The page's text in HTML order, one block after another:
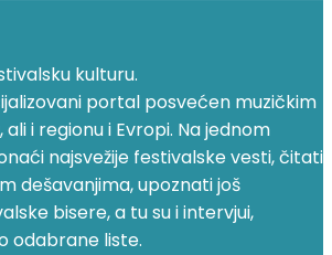
kulturu.
portal posvećen muzičkim
i regionu i Evropi. Na jednom
najsvežije festivalske vesti, čitati
dešavanjima, upoznati još
bisere, a tu su i intervjui,
odabrane liste.